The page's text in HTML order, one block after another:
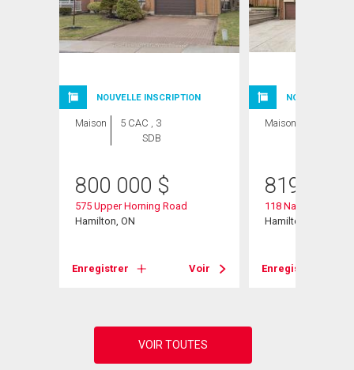
NOUVELLE INSCRIPTION
Maison
5 CAC , 3
SDB
800 000 $
575 Upper Horning Road
Hamilton, ON
Enregistrer Voir
NOUVELLE
Maison
819 000
118 Napoli Drive
Hamilton, ON
Enregistrer